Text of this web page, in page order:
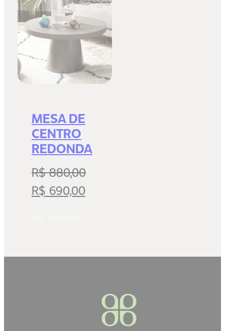
MESA DE
CENTRO
REDONDA
R$880,00
O
R$ 880,00.
R$690,00O
R$ 690,00.